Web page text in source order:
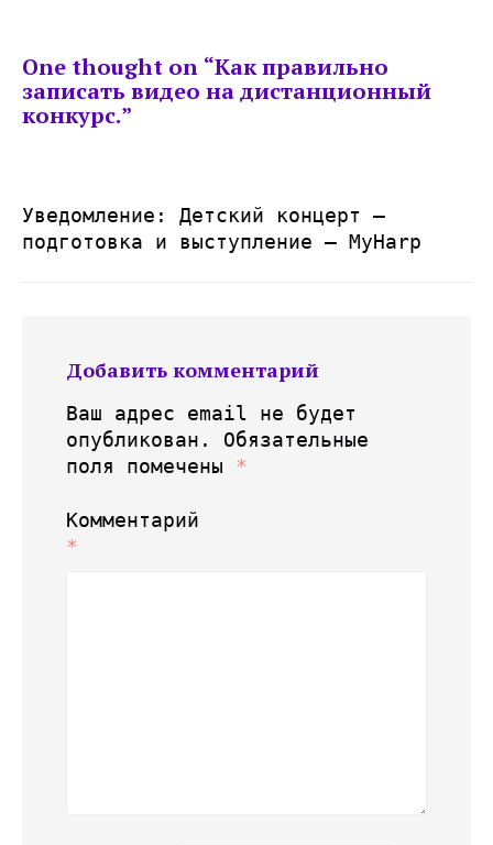
One thought on “Как правильно
записать видео на дистанционный
конкурс.”
Уведомление: Детский концерт —
подготовка и выступление — MyHarp
Добавить комментарий
Ваш адрес email не будет
опубликован.
Обязательные
поля помечены *
Комментарий
*